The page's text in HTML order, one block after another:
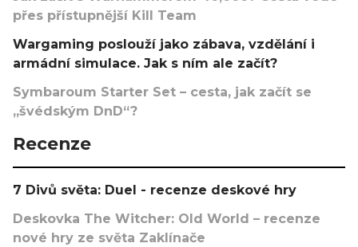
přes přístupnější Kill Team
Wargaming poslouží jako zábava, vzdělání i
armádní simulace. Jak s ním ale začít?
Symbaroum Starter Set – cesta, jak začít se
„švédským DnD“?
Recenze
7 Divů světa: Duel - recenze deskové hry
Deskovka The Witcher: Old World – recenze
nové hry ze světa Zaklínače